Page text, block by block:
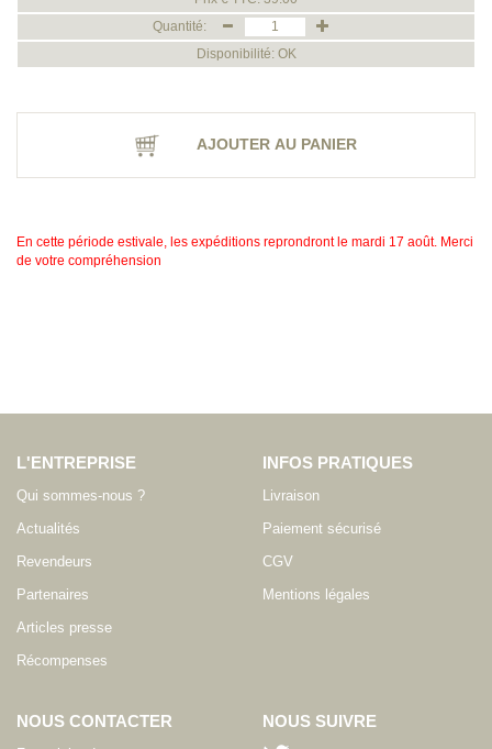
Quantité:
Disponibilité: OK
AJOUTER AU PANIER
En cette période estivale, les expéditions reprondront le mardi 17 août. Merci
de votre compréhension
L'ENTREPRISE
Qui sommes-nous ?
Actualités
Revendeurs
Partenaires
Articles presse
Récompenses
INFOS PRATIQUES
Livraison
Paiement sécurisé
CGV
Mentions légales
NOUS CONTACTER NOUS SUIVRE